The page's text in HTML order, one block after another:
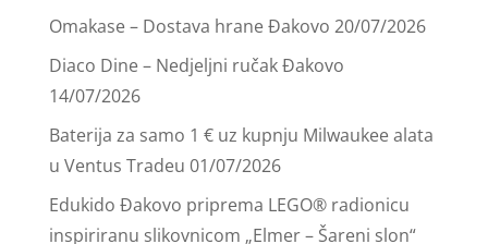
Omakase – Dostava hrane Đakovo 20/07/2026
Diaco Dine – Nedjeljni ručak Đakovo
14/07/2026
Baterija za samo 1 € uz kupnju Milwaukee alata
u Ventus Tradeu 01/07/2026
Edukido Đakovo priprema LEGO® radionicu
inspiriranu slikovnicom „Elmer – Šareni slon“